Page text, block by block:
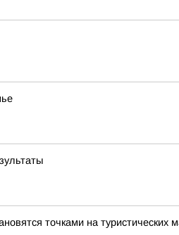
точками на туристических